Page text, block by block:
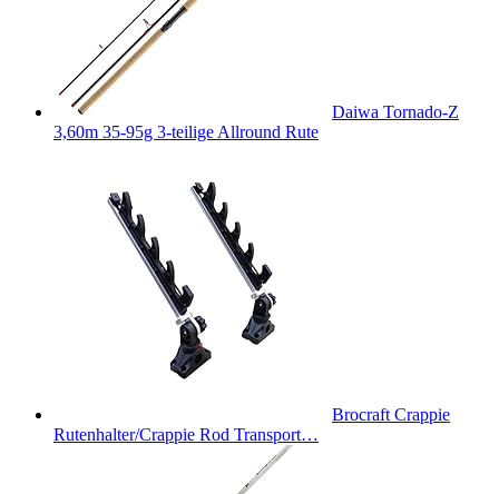
Daiwa Tornado-Z
3,60m 35-95g 3-teilige Allround Rute
Brocraft Crappie
Rutenhalter/Crappie Rod Transport…